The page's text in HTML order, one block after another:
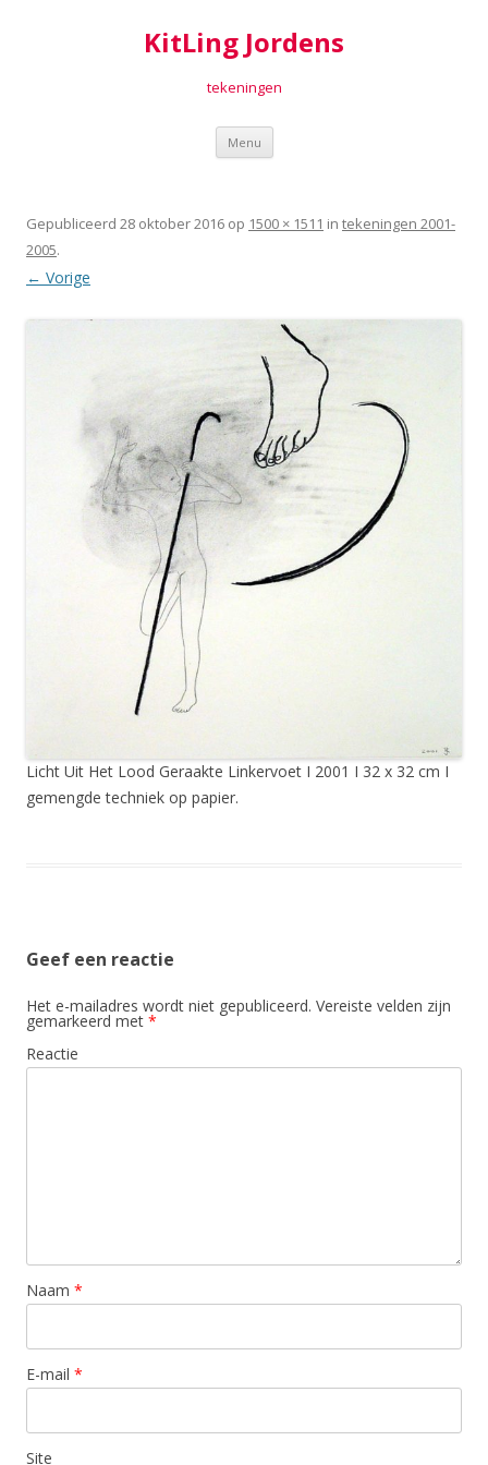
KitLing Jordens
tekeningen
Menu Spring
inhoud
Gepubliceerd 28 oktober 2016 op 1500 × 1511 in tekeningen 2001-
2005.
← Vorige
Licht Uit Het Lood Geraakte Linkervoet I 2001 I 32 x 32 cm I
gemengde techniek op papier.
Geef een reactie
Het e-mailadres wordt niet gepubliceerd. Vereiste velden zijn
gemarkeerd met *
Reactie
Naam *
E-mail *
Site